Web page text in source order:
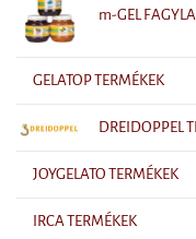
m-GEL
GELATOP TERMÉKEK
DREIDOPPEL
JOYGELATO TERMÉKEK
IRCA TERMÉKEK